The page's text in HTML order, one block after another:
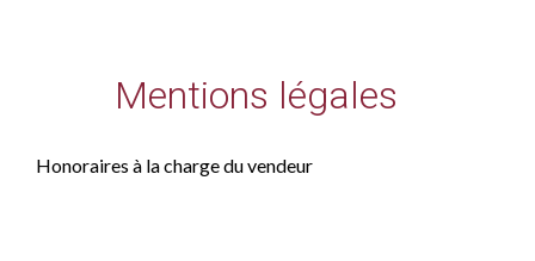
Mentions légales
Honoraires à la charge du vendeur